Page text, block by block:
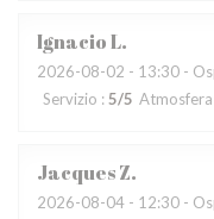
IgnacioL
2026-08-02 - 13:30 -
Servizio : 5/5 Atmosfera
JacquesZ
2026-08-04 - 12:30 -